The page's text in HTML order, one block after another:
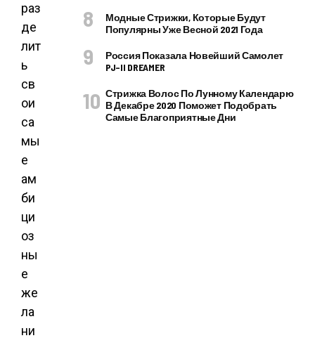
раз
де
лит
ь
св
ои
са
мы
е
ам
би
ци
оз
ны
е
же
ла
ни
Модные Стрижки, Которые Будут
Популярны Уже Весной 2021 Года
Россия Показала Новейший Самолет
PJ–II DREAMER
Стрижка Волос По Лунному Календарю
В Декабре 2020 Поможет Подобрать
Самые Благоприятные Дни